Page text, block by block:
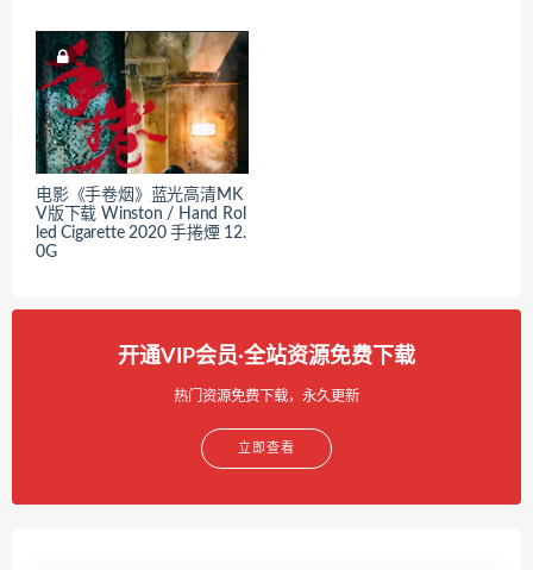
电影《手卷烟》蓝光高清MK
V版下载 Winston / Hand Rol
led Cigarette 2020 手捲煙 12.
0G
开通VIP会员·全站资源免费下载
热门资源免费下载，永久更新
立即查看